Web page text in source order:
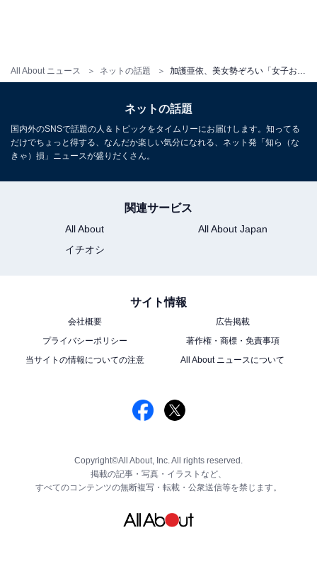
All About ニュース ネットの話題
ネットの話題
国内外のSNSで話題の人＆トピックをタイムリーにお届けします。知ってる
だけでちょっと得する、なんだか楽しい気分になれる、ネット発「知ら（な
きゃ）損」ニュースが盛りだくさん。
関連サービス
All About
All About Japan
イチオシ
サイト情報
会社概要
広告掲載
プライバシーポリシー
著作権・商標・免責事項
当サイトの情報についての注意
All About ニュースについて
Copyright©All About, Inc. All rights reserved.
掲載の記事・写真・イラストなど、
すべてのコンテンツの無断複写・転載・公衆送信等を禁じます。